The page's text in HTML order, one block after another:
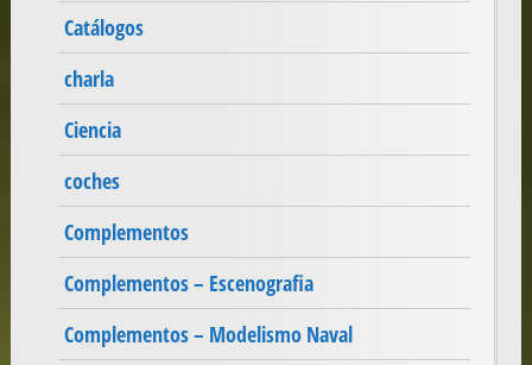
Catálogos
charla
Ciencia
coches
Complementos
Complementos – Escenografia
Complementos – Modelismo Naval